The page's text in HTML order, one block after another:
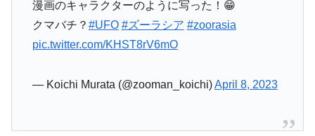
漫画のキャラクターのように写った！😁
クマバチ？ #UFO #ズーラシア #zoorasia
pic.twitter.com/KHST8rV6mO
— Koichi Murata (@zooman_koichi)April 8, 2023